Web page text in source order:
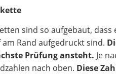
sind so aufgebaut,
Rand aufgedruckt sind.
Prüfung ansteht. Je
nach oben. Diese